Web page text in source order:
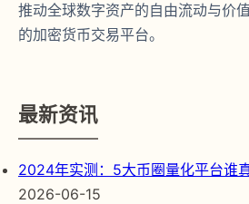
推动全球数字资产的自由流动与价
的加密货币交易平台。
最新资讯
2024年实测：5大币圈量化平台谁
2026-06-15